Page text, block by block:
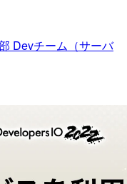
Devチーム（サーバ